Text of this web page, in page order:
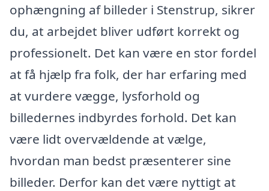
ophængning af billeder i Stenstrup, sikrer
du, at arbejdet bliver udført korrekt og
professionelt. Det kan være en stor fordel
at få hjælp fra folk, der har erfaring med
at vurdere vægge, lysforhold og
billedernes indbyrdes forhold. Det kan
være lidt overvældende at vælge,
hvordan man bedst præsenterer sine
billeder. Derfor kan det være nyttigt at